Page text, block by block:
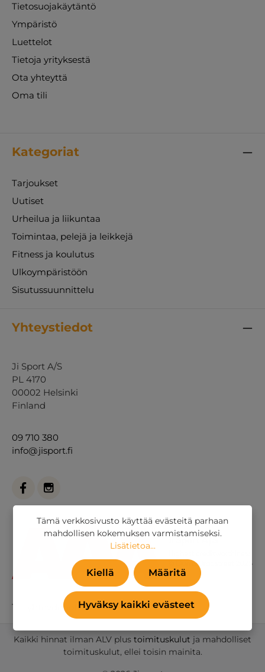
Tietosuojakäytäntö
Ympäristö
Luettelot
Tietoja yrityksestä
Ota yhteyttä
Oma tili
Kategoriat
Tarjoukset
Uutiset
Urheilua ja liikuntaa
Toimintaa, pelejä ja leikkejä
Fitness ja koulutus
Ulkoympäristöön
Sisutussuunnittelu
Yhteystiedot
Ji Sport A/S
PL 4170
00002 Helsinki
Finland
09 710 380
info@jisport.fi
Tai yhteydenottolomakkeella.
Kaikki hinnat ilman ALV plus toimituskulut ja mahdolliset
toimituskulut, ellei toisin mainita.
Tämä verkkosivusto käyttää evästeitä parhaan
mahdollisen kokemuksen varmistamiseksi.
Lisätietoa...
Kiellä Määritä
Hyväksy kaikki evästeet